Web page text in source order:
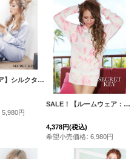
【ルームウェア】シルクタッチサテンシャツパジャマ | ロングパンツタイプ[HC02]
5,980円
SALE！【ルームウェア：セットアップ】メニーフラワーセットアップ・3サイズ[HC02-X]
4,378円(税込)
希望小売価格: 6,980円